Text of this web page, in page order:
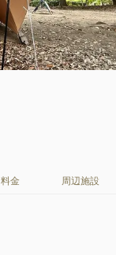
料金 周辺施設